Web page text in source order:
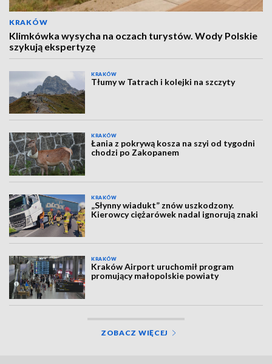
KRAKÓW
Klimkówka wysycha na oczach turystów. Wody Polskie
szykują ekspertyzę
KRAKÓW
Tłumy w Tatrach i kolejki na szczyty
KRAKÓW
Łania z pokrywą kosza na szyi od tygodni
chodzi po Zakopanem
KRAKÓW
„Słynny wiadukt” znów uszkodzony.
Kierowcy ciężarówek nadal ignorują znaki
KRAKÓW
Kraków Airport uruchomił program
promujący małopolskie powiaty
ZOBACZ WIĘCEJ